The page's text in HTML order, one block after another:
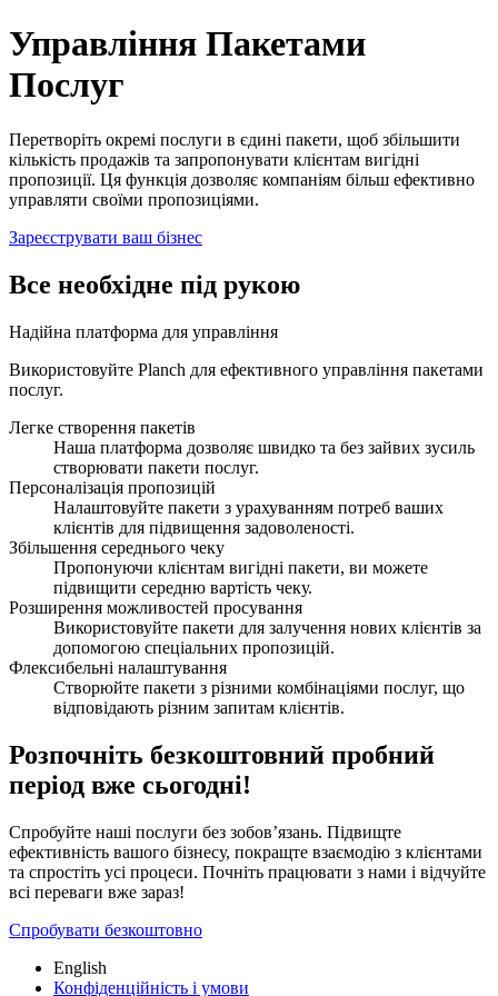
Управління Пакетами Послуг для Бізнесу | Planch
Управління Пакетами
Послуг
Перетворіть окремі послуги в єдині пакети, щоб збільшити
кількість продажів та запропонувати клієнтам вигідні
пропозиції. Ця функція дозволяє компаніям більш ефективно
управляти своїми пропозиціями.
Зареєструвати ваш бізнес
Все необхідне під рукою
Надійна платформа для управління
Використовуйте Planch для ефективного управління пакетами
послуг.
Легке створення пакетів
Наша платформа дозволяє швидко та без зайвих зусиль
створювати пакети послуг.
Персоналізація пропозицій
Налаштовуйте пакети з урахуванням потреб ваших
клієнтів для підвищення задоволеності.
Збільшення середнього чеку
Пропонуючи клієнтам вигідні пакети, ви можете
підвищити середню вартість чеку.
Розширення можливостей просування
Використовуйте пакети для залучення нових клієнтів за
допомогою спеціальних пропозицій.
Флексибельні налаштування
Створюйте пакети з різними комбінаціями послуг, що
відповідають різним запитам клієнтів.
Розпочніть безкоштовний пробний
період вже сьогодні!
Спробуйте наші послуги без зобов’язань. Підвищте
ефективність вашого бізнесу, покращте взаємодію з клієнтами
та спростіть усі процеси. Почніть працювати з нами і відчуйте
всі переваги вже зараз!
Спробувати безкоштовно
English
Конфіденційність і умови